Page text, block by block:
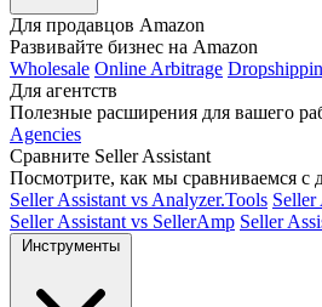
Для продавцов Amazon
Развивайте бизнес на Amazon
Wholesale Online Arbitrage
Для агентств
Полезные расширения для вашего
Agencies
Сравните Seller Assistant
Посмотрите, как мы сравниваемся с
Seller Assistant vs Analyzer.Tools Seller
Seller Assistant vs SellerAmp Seller